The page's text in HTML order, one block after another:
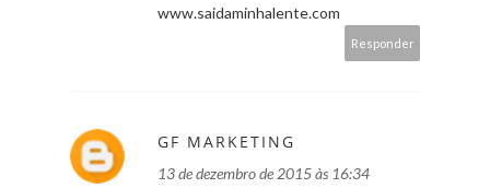
www.saidaminhalente.com
Responder
GF MARKETING
13 de dezembro de 2015 às 16:34